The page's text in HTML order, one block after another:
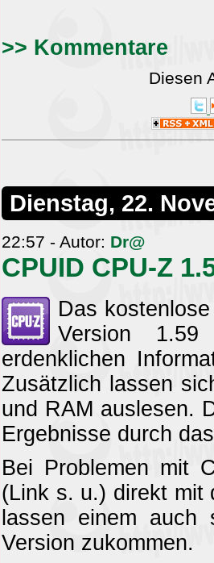
>> Kommentare
Diesen
Dienstag, 22.
22:57 - Autor: Dr@
CPUID CPU-Z
Das
Version
erdenklichen
Zusätzlich lassen
und RAM auslesen.
Ergebnisse durch
Bei Problemen mit
(Link s. u.) direkt mit
lassen einem auch
Version zukommen.